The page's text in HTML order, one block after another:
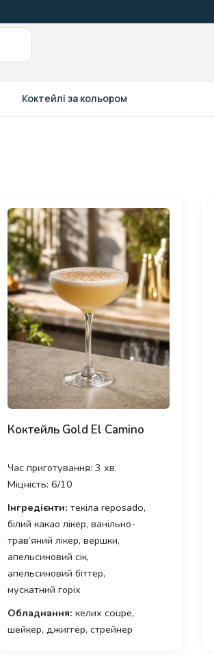
Коктейлі за кольором
Коктейль Gold El Camino
Час приготування: 3 хв.
Міцність: 6/10
Інгредієнти: текіла reposado,
білий какао лікер, ванільно-
трав’яний лікер, вершки,
апельсиновий сік,
апельсиновий біттер,
мускатний горіх
Обладнання: келих coupe,
шейкер, джиггер, стрейнер